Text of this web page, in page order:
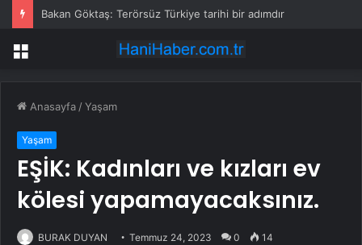
Bakan Göktaş: Terörsüz Türkiye tarihi bir adımdır
Menü
Anasayfa /Yaşam
Yaşam
EŞİK: Kadınları ve kızları ev
kölesi yapamayacaksınız.
BURAK DUYAN Temmuz 24, 2023 0 14